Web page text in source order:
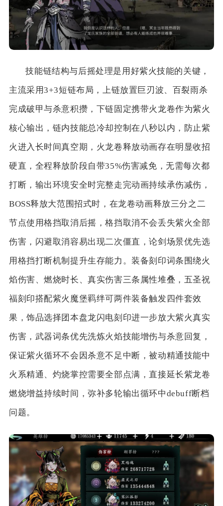
技能链结构与后摇处理是用好紫火技能的关键，
主流采用3+3短链布局，上链放置巨刃波、百裂雨杀
完成破甲与杀意积攒，下链固定携带火龙卷作为紫火
核心输出，链内技能总冷却控制在八秒以内，防止紫
火进入长时间真空期，火龙卷释放动画存在明显收招
硬直，全程释放阶段自带35%伤害减免，无需每次都
打断，输出环境安全时完整走完动画持续承伤减伤，
BOSS释放大范围招式时，在龙卷动画释放三分之二
节点使用格挡取消后摇，格挡取消不会丢失紫火全部
伤害，闪避取消容易出现二次僵直，论剑场景优先选
用格挡打断机制提升生存能力。装备刻印词条围绕火
焰伤害、燃烧时长、真实伤害三条属性堆叠，五圣祝
福刻印搭配紫火魔堡羁绊可两件装备触发四件套效
果，饰品选择团本盘龙闪电刻印进一步放大紫火真实
伤害，武器词条优先洗炼火焰技能增伤与杀意回复，
保证紫火循环不会因杀意不足中断，被动精通技能中
火系精通、灼烧掌控需要全部点满，直接延长紫龙卷
燃烧增益持续时间，弥补多轮输出循环中debuff断档
问题。